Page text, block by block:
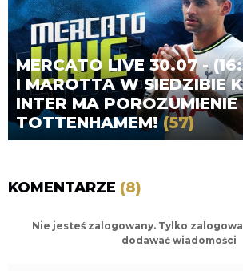
MERCATO LIVE 30.07 -
I MAROTTA W SIEDZIBIE
INTER MA POROZUMIENIE
TOTTENHAMEM!(57)
KOMENTARZE (8)
Nie jesteś zalogowany. Tylko
dodawać wiadomości